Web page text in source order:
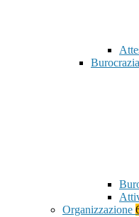
Organizzazione